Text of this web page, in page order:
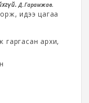
Д.Гарамжав.
орж, идээ цагаа
гаргасан архи,